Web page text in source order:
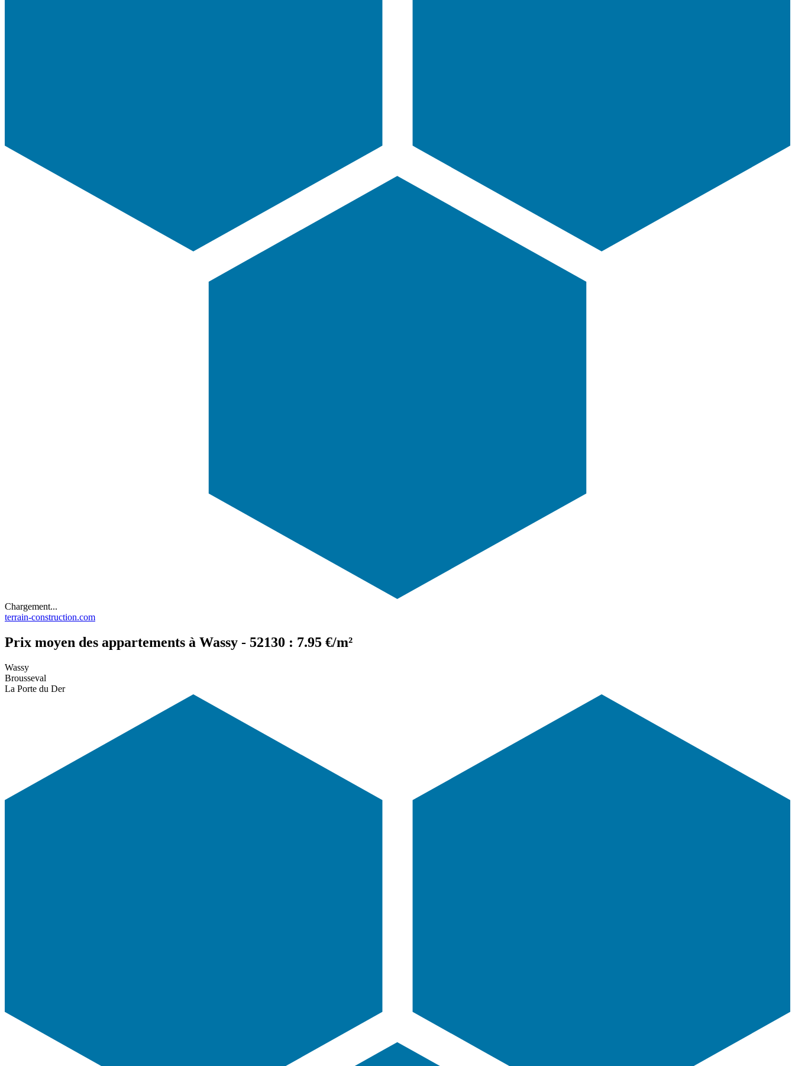
Chargement...
terrain-construction.com
Prix moyen des appartements à Wassy - 52130 : 7.95 €/m²
Wassy
Brousseval
La Porte du Der